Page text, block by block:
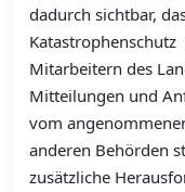
dadurch sichtbar,
Mitarbeitern des
Mitteilungen und
vom
anderen Behörden
zusätzliche